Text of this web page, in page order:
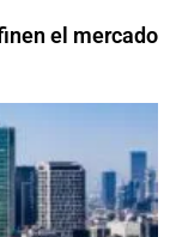
el mercado